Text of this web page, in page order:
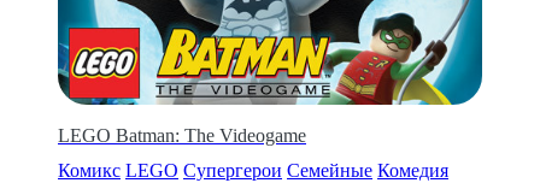
LEGO Batman: The Videogame
Комикс LEGO Супергерои Семейные Комедия